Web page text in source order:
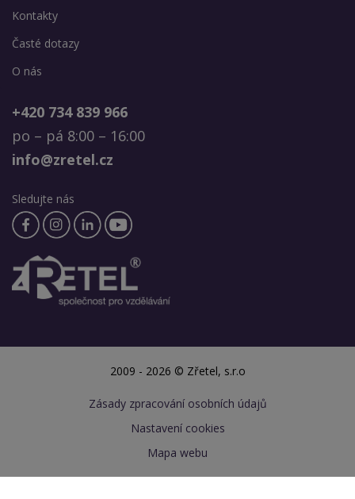
Kontakty
Časté dotazy
O nás
+420 734 839 966
po – pá 8:00 – 16:00
info@zretel.cz
Sledujte nás
2009 - 2026 © Zřetel, s.r.o
Zásady zpracování osobních údajů
Nastavení cookies
Mapa webu